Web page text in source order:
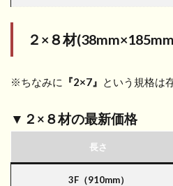
２×８材
※ちなみに 『2×7』 という規格は
▼２×８材の最新価格
長さ
3F（910mm）